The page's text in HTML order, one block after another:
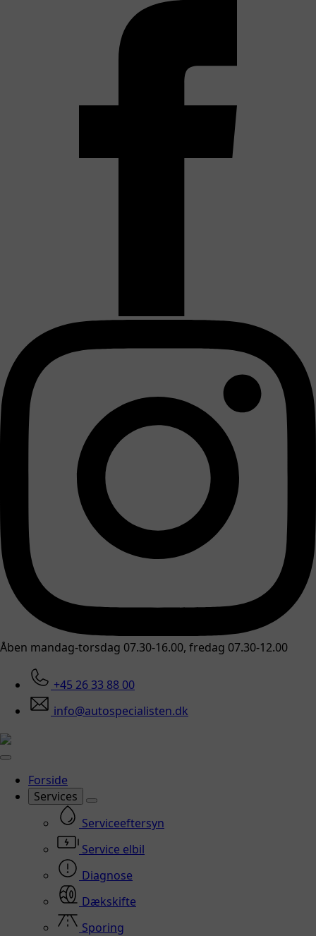
Åben mandag-torsdag 07.30-16.00, fredag 07.30-12.00
+45 26 33 88 00
info@autospecialisten.dk
Forside
Services
Serviceeftersyn
Service elbil
Diagnose
Dækskifte
Sporing